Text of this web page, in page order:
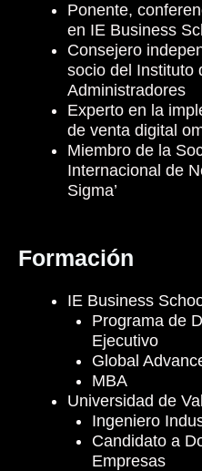
Ponente,
en IE Business
Consejero
socio del Instituto
Administradores
Experto en la
de venta digital
Miembro de la
Internacional de
Sigma’
Formación
IE Business
Programa de
Ejecutivo
Global
MBA
Universidad de
Ingeniero
Candidato a
Empresas